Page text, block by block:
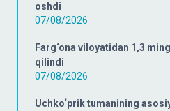
oshdi
07/08/2026
Farg‘ona viloyatidan 1,3
qilindi
07/08/2026
Uchko‘prik tumanining